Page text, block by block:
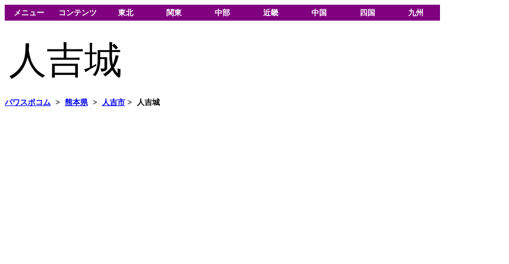
メニュー コンテンツ 東北 関東 中部 近畿 中国 四国 九州
人吉城
パワスポコム > 熊本県> 人吉市 > 人吉城